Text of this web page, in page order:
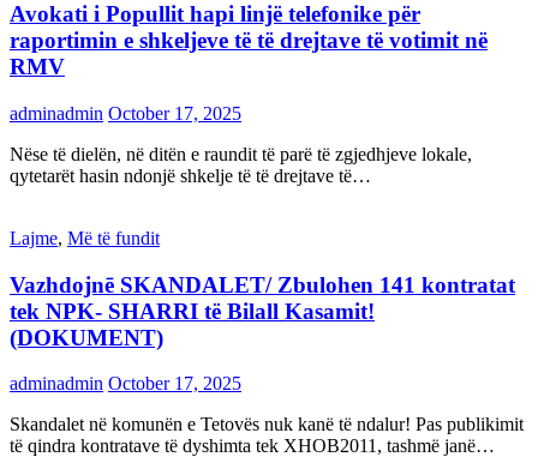
Avokati i Popullit hapi linjë telefonike për
raportimin e shkeljeve të të drejtave të votimit në
RMV
adminadmin October 17, 2025
Nëse të dielën, në ditën e raundit të parë të zgjedhjeve lokale,
qytetarët hasin ndonjë shkelje të të drejtave të…
Lajme, Më të fundit
Vazhdojnē SKANDALET/ Zbulohen 141 kontratat
tek NPK- SHARRI të Bilall Kasamit!
(DOKUMENT)
adminadmin October 17, 2025
Skandalet në komunën e Tetovës nuk kanë të ndalur! Pas publikimit
të qindra kontratave të dyshimta tek XHOB2011, tashmë janë…